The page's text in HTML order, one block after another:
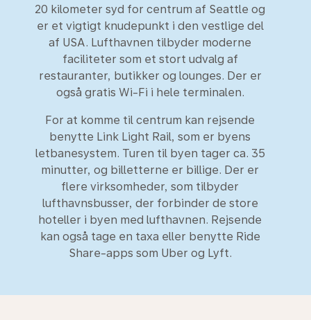
20 kilometer syd for centrum af Seattle og
er et vigtigt knudepunkt i den vestlige del
af USA. Lufthavnen tilbyder moderne
faciliteter som et stort udvalg af
restauranter, butikker og lounges. Der er
også gratis Wi-Fi i hele terminalen.
For at komme til centrum kan rejsende
benytte Link Light Rail, som er byens
letbanesystem. Turen til byen tager ca. 35
minutter, og billetterne er billige. Der er
flere virksomheder, som tilbyder
lufthavnsbusser, der forbinder de store
hoteller i byen med lufthavnen. Rejsende
kan også tage en taxa eller benytte Ride
Share-apps som Uber og Lyft.